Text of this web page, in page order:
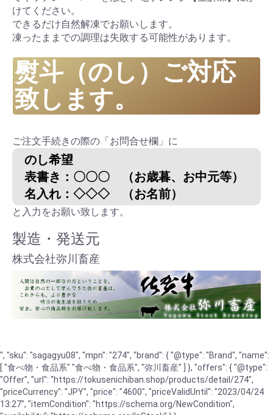
けてください。
できるだけ自然解凍でお願いします。
凍ったままでの調理は失敗する可能性があります。
熨斗（のし）ご対応
致します。
ご注文手続きの際の「お問合せ欄」に
のし希望
表書き：〇〇〇 （お歳暮、お中元等）
名入れ：◇◇◇ （お名前）
と入力をお願い致します。
製造・発送元
株式会社弥川畜産
", "sku": "sagagyu08", "mpn": "274", "brand": { "@type": "Brand", "name":
[ "食べ物・食品系" "食べ物・食品系", "弥川畜産" ] }, "offers": { "@type":
"Offer", "url": "https://tokusenichiban.shop/products/detail/274",
"priceCurrency": "JPY", "price": "4600", "priceValidUntil": "2023/04/24
13:27", "itemCondition": "https://schema.org/NewCondition",